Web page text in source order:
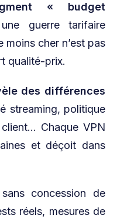
« budget
guerre tarifaire
cher n’est pas
qualité-prix.
des différences
streaming, politique
Chaque VPN
et déçoit dans
concession de
réels, mesures de